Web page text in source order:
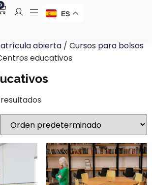
ES
abierta / Cursos para bolsas
educativos